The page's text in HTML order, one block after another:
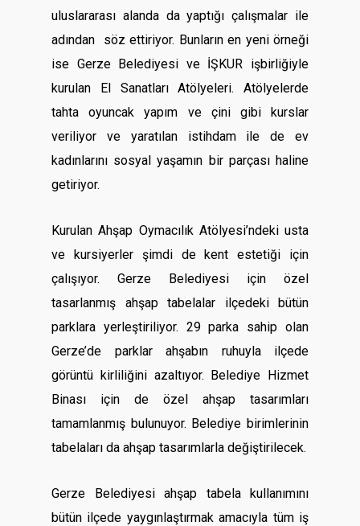
uluslararası alanda da yaptığı çalışmalar ile
adından söz ettiriyor. Bunların en yeni örneği
ise Gerze Belediyesi ve İŞKUR işbirliğiyle
kurulan El Sanatları Atölyeleri. Atölyelerde
tahta oyuncak yapım ve çini gibi kurslar
veriliyor ve yaratılan istihdam ile de ev
kadınlarını sosyal yaşamın bir parçası haline
getiriyor.
Kurulan Ahşap Oymacılık Atölyesi’ndeki usta
ve kursiyerler şimdi de kent estetiği için
çalışıyor. Gerze Belediyesi için özel
tasarlanmış ahşap tabelalar ilçedeki bütün
parklara yerleştiriliyor. 29 parka sahip olan
Gerze’de parklar ahşabın ruhuyla ilçede
görüntü kirliliğini azaltıyor. Belediye Hizmet
Binası için de özel ahşap tasarımları
tamamlanmış bulunuyor. Belediye birimlerinin
tabelaları da ahşap tasarımlarla değiştirilecek.
Gerze Belediyesi ahşap tabela kullanımını
bütün ilçede yaygınlaştırmak amacıyla tüm iş